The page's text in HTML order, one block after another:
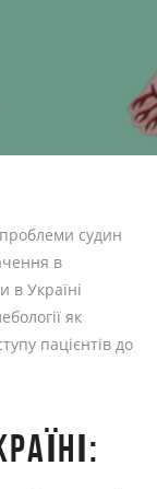
судин
в
в Україні
як
пацієнтів до